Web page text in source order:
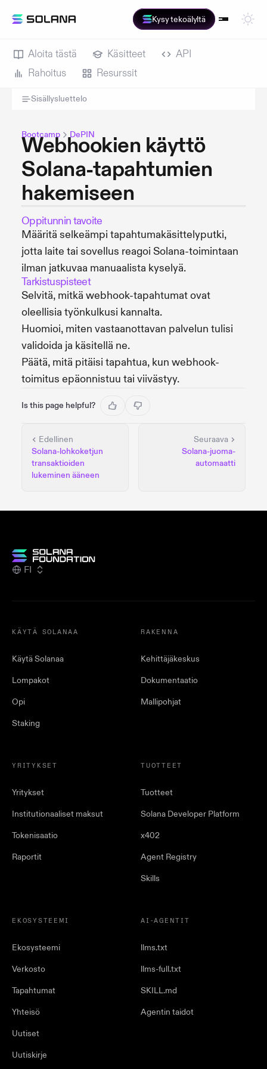
Kysy tekoälyltä
Aloita tästä Käsitteet
API
Rahoitus
Resurssit
Sisällysluettelo
Bootcamp DePIN
Webhookien käyttö
Solana-tapahtumien
hakemiseen
Oppitunnin tavoite
Määritä selkeämpi tapahtumakäsittelyputki,
jotta laite tai sovellus reagoi Solana-toimintaan
ilman jatkuvaa manuaalista kyselyä.
Tarkistuspisteet
Selvitä, mitkä webhook-tapahtumat ovat
oleellisia työnkulkusi kannalta.
Huomioi, miten vastaanottavan palvelun tulisi
validoida ja käsitellä ne.
Päätä, mitä pitäisi tapahtua, kun webhook-
toimitus epäonnistuu tai viivästyy.
Is this page helpful?
Edellinen
Solana-lohkoketjun
transaktioiden
lukeminen ääneen
Seuraava
Solana-juoma-
automaatti
FI
KÄYTÄ SOLANAA
Käytä Solanaa
Lompakot
Opi
Staking
RAKENNA
Kehittäjäkeskus
Dokumentaatio
Mallipohjat
YRITYKSET
Yritykset
Institutionaaliset maksut
Tokenisaatio
Raportit
TUOTTEET
Tuotteet
Solana Developer Platform
x402
Agent Registry
Skills
EKOSYSTEEMI
Ekosysteemi
Verkosto
Tapahtumat
Yhteisö
Uutiset
Uutiskirje
AI-AGENTIT
llms.txt
llms-full.txt
SKILL.md
Agentin taidot